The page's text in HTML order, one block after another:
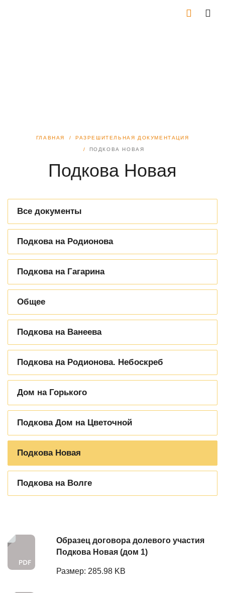
ГЛАВНАЯ РАЗРЕШИТЕЛЬНАЯ ДОКУМЕНТАЦИЯ
ПОДКОВА НОВАЯ
Подкова Новая
Все документы
Подкова на Родионова
Подкова на Гагарина
Общее
Подкова на Ванеева
Подкова на Родионова. Небоскреб
Дом на Горького
Подкова Дом на Цветочной
Подкова Новая
Подкова на Волге
Образец договора долевого участия
Подкова Новая (дом 1)
Размер: 285.98 KB